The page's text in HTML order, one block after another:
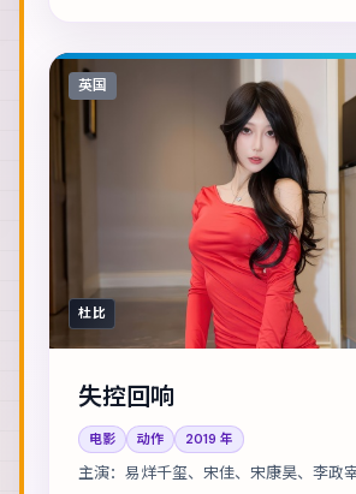
英国
杜比
失控回响
电影 动作 2019 年
主演： 易烊千玺、宋佳、宋康昊、李政